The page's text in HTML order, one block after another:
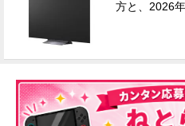
方と、2026